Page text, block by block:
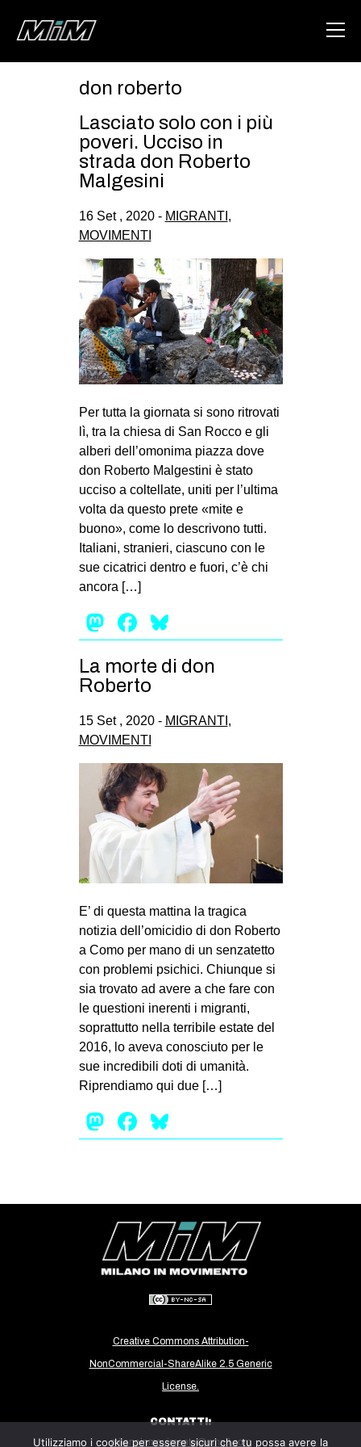
ABOUT
AREA
GAZA FREESTYLE
CSOA LAMBRETTA
MSM
STUDENTI TSUNAMI
ZAM
MILANO
SPAZI
SPORT POPOLARE
MOVIMENTI
AMBIENTE
ANTIFASCISMO
DIRITTO ALL’ABITARE
MIGRAZIONI
REPRESSIONE
CULTURE
ARTE
CINEMA
MANIFESTI
RECENSIONI
INTERNAZIONALE
AFRICA
AMERICHE
ESTREMO ORIENTE
EUROPA
MEDIO ORIENTE
MONDO
in
bsky
don roberto
Lasciato solo con i più
poveri. Ucciso in
strada don Roberto
Malgesini
16 Set , 2020 - MIGRANTI ,
MOVIMENTI
Per tutta la giornata si sono ritrovati
lì, tra la chiesa di San Rocco e gli
alberi dell’omonima piazza dove
don Roberto Malgestini è stato
ucciso a coltellate, uniti per l’ultima
volta da questo prete «mite e
buono», come lo descrivono tutti.
Italiani, stranieri, ciascuno con le
sue cicatrici dentro e fuori, c’è chi
ancora […]
Mastodon
Facebook
La morte di don
Roberto
15 Set , 2020 - MIGRANTI ,
MOVIMENTI
E’ di questa mattina la tragica
notizia dell’omicidio di don Roberto
a Como per mano di un senzatetto
con problemi psichici. Chiunque si
sia trovato ad avere a che fare con
le questioni inerenti i migranti,
soprattutto nella terribile estate del
2016, lo aveva conosciuto per le
sue incredibili doti di umanità.
Riprendiamo qui due […]
Mastodon
Facebook
Creative Commons Attribution-
NonCommercial-ShareAlike 2.5 Generic
License.
CONTATTI:
milanoinmovimento@gmail.com
Utilizziamo i cookie per essere sicuri che tu possa avere la